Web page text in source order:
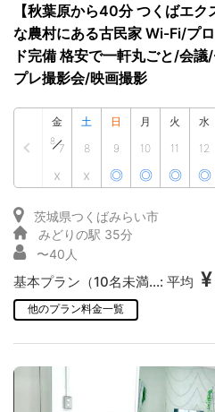
【秋葉原から40分 つくばエ
な農村にある古民家 Wi-Fi/プ
ド完備 格安で一軒丸ごと/会
プレ撮影会/映画撮影
金
8
7
x
土
8
x
日
9
◎
月
10
◎
火
11
◎
水
12
◎
茨城県つくばみらい市
みどりの駅 35分
〜40人
基本プラン（10名未満...: 平均
他のプラン料金一覧